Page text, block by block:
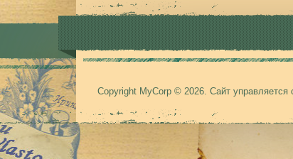
Copyright MyCorp © 2026. Сайт управляется